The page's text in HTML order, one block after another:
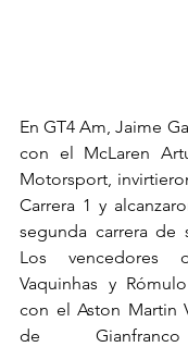
En GT4 Am, Jaime
con el McLaren
Motorsport,
Carrera 1 y
segunda carrera de
Los vencedores
Vaquinhas y
con el Aston Martin
de